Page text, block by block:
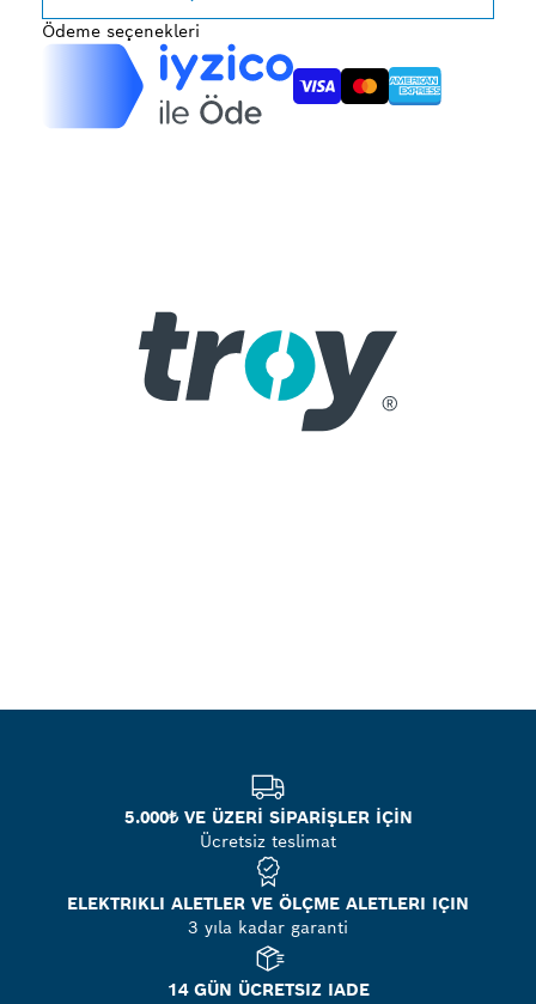
Ödeme seçenekleri
5.000₺ VE ÜZERİ SİPARİŞLER İÇİN
Ücretsiz teslimat
ELEKTRIKLI ALETLER VE ÖLÇME ALETLERI IÇIN
3 yıla kadar garanti
14 GÜN ÜCRETSIZ IADE